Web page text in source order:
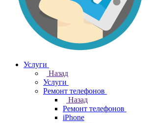
Услуги
Назад
Услуги
Ремонт телефонов
Назад
Ремонт телефонов
iPhone